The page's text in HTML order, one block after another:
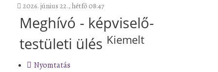
2026. június 22., hétfő 08:47
Meghívó - képviselő-
testületi ülés Kiemelt
Nyomtatás